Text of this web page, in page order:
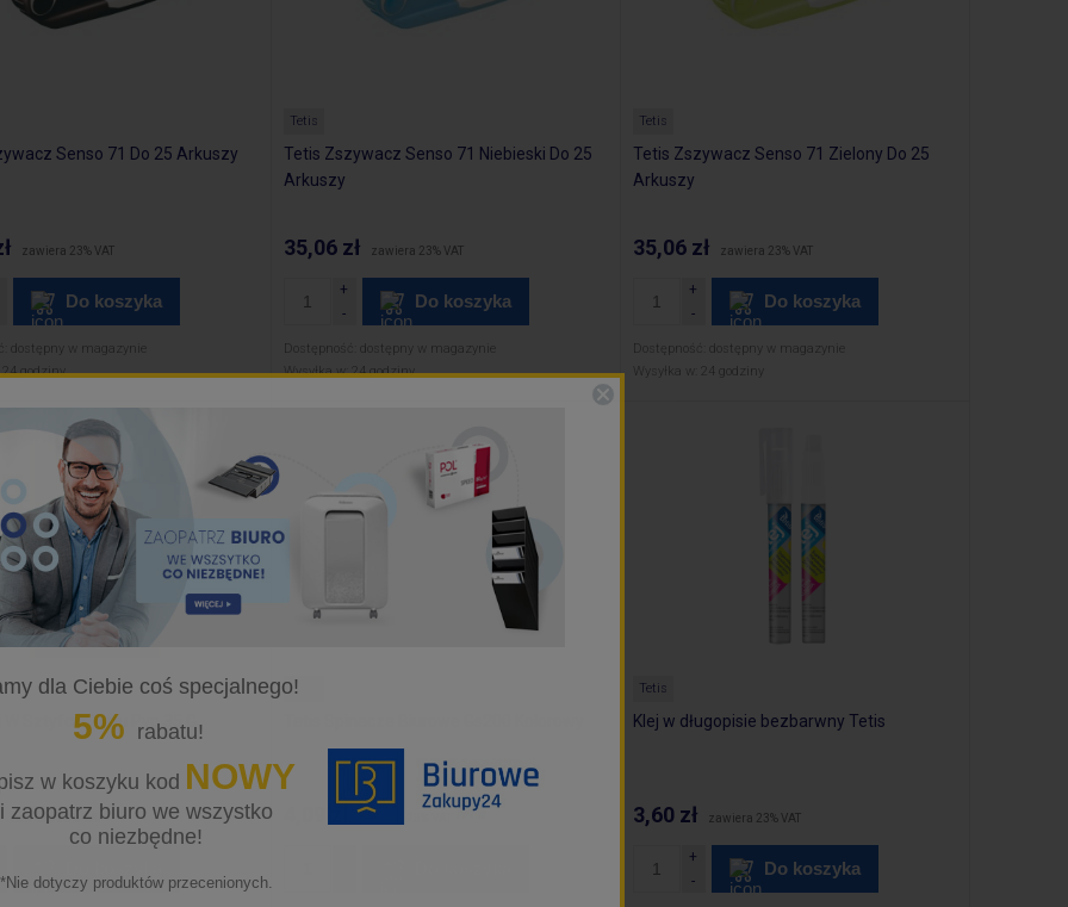
Senso 71 Do 25 Arkuszy
zawiera 23% VAT
Do koszyka
dostępny w magazynie
24 godziny
Tetis
Tetis Zszywacz Senso 71 Niebieski Do 25
Arkuszy
35,06 zł zawiera 23% VAT
Do koszyka
Dostępność:
dostępny w magazynie
Wysyłka w: 24 godziny
Tetis
Tetis Zszywacz Senso 71 Zielony Do 25
Arkuszy
35,06 zł zawiera 23% VAT
Do koszyka
Dostępność:
dostępny w magazynie
Wysyłka w:
24 godziny
W Sztyfcie Typu Pvp 35 G
zawiera 23% VAT
Tetis Tetis
Klej w długopisie bezbarwny Tetis
3,60 zł zawiera 23% VAT
Do koszyka
dla Ciebie coś specjalnego!
5% rabatu!
w koszyku kod NOWY
i zaopatrz biuro we wszystko
co niezbędne!
*Nie dotyczy produktów przecenionych.